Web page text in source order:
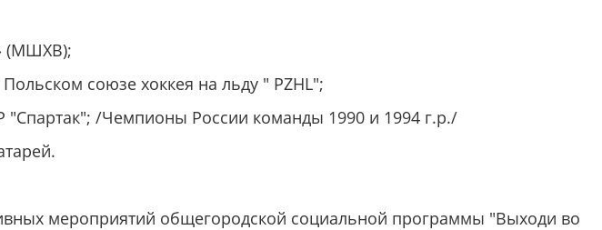
(МШХВ);
союзе хоккея на льду " PZHL";
/Чемпионы России команды 1990 и 1994 г.р./
мероприятий общегородской социальной программы "Выходи во